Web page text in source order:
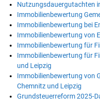
Nutzungsdauergutachten
Immobilienbewertung
Immobilienbewertung bei
Immobilienbewertung von
Immobilienbewertung für
Immobilienbewertung für
und Leipzig
Immobilienbewertung von
Chemnitz und Leipzig
Grundsteuerreform 2025-